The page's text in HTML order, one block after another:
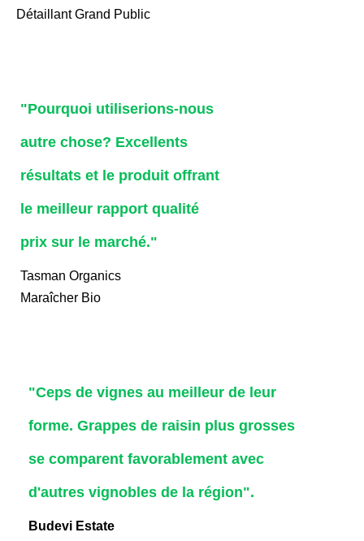
Détaillant Grand Public
"Pourquoi utiliserions-nous
autre chose? Excellents
résultats et le produit offrant
le meilleur rapport qualité
prix sur le marché."
Tasman Organics
Maraîcher Bio
"Ceps de vignes au meilleur de leur
forme. Grappes de raisin plus grosses
se comparent favorablement avec
d'autres vignobles de la région".
Budevi Estate